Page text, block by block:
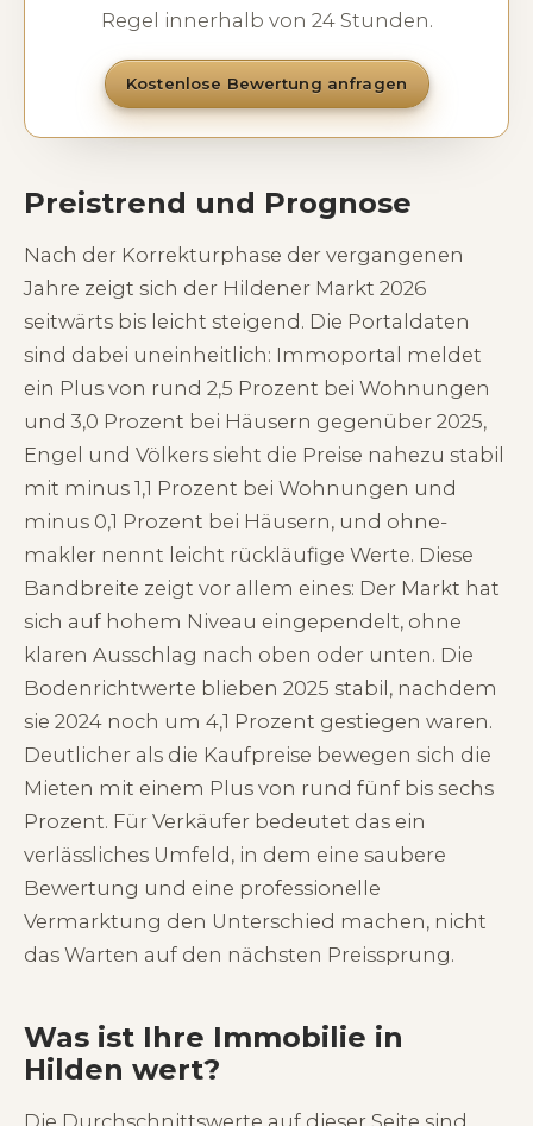
Regel innerhalb von 24 Stunden.
Kostenlose Bewertung anfragen
Preistrend und Prognose
Nach der Korrekturphase der vergangenen
Jahre zeigt sich der Hildener Markt 2026
seitwärts bis leicht steigend. Die Portaldaten
sind dabei uneinheitlich: Immoportal meldet
ein Plus von rund 2,5 Prozent bei Wohnungen
und 3,0 Prozent bei Häusern gegenüber 2025,
Engel und Völkers sieht die Preise nahezu stabil
mit minus 1,1 Prozent bei Wohnungen und
minus 0,1 Prozent bei Häusern, und ohne-
makler nennt leicht rückläufige Werte. Diese
Bandbreite zeigt vor allem eines: Der Markt hat
sich auf hohem Niveau eingependelt, ohne
klaren Ausschlag nach oben oder unten. Die
Bodenrichtwerte blieben 2025 stabil, nachdem
sie 2024 noch um 4,1 Prozent gestiegen waren.
Deutlicher als die Kaufpreise bewegen sich die
Mieten mit einem Plus von rund fünf bis sechs
Prozent. Für Verkäufer bedeutet das ein
verlässliches Umfeld, in dem eine saubere
Bewertung und eine professionelle
Vermarktung den Unterschied machen, nicht
das Warten auf den nächsten Preissprung.
Was ist Ihre Immobilie in
Hilden wert?
Die Durchschnittswerte auf dieser Seite sind